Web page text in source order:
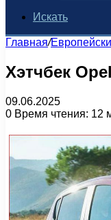
Искать
Главная/
Хэтчбек
09.06.2025
0 Время чтения: 12